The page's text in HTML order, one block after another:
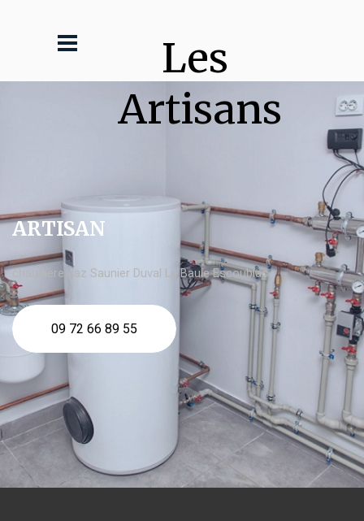
Les
Artisans
ARTISAN
chaudière gaz Saunier Duval La Baule Escoublac
09 72 66 89 55